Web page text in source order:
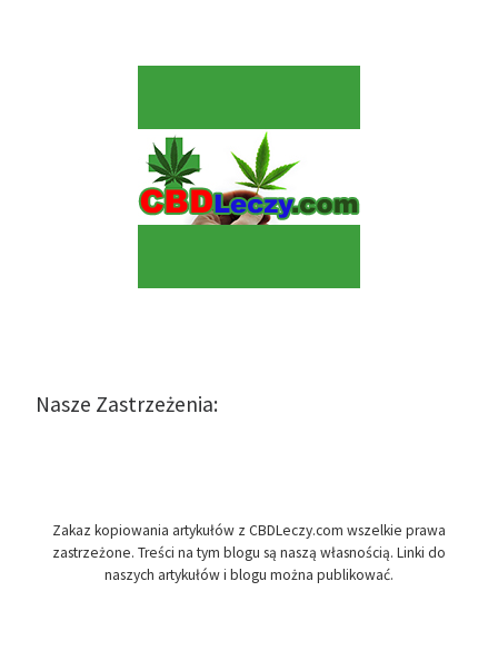
Nasze Zastrzeżenia:
Zakaz kopiowania artykułów z CBDLeczy.com wszelkie prawa
zastrzeżone. Treści na tym blogu są naszą własnością. Linki do
naszych artykułów i blogu można publikować.